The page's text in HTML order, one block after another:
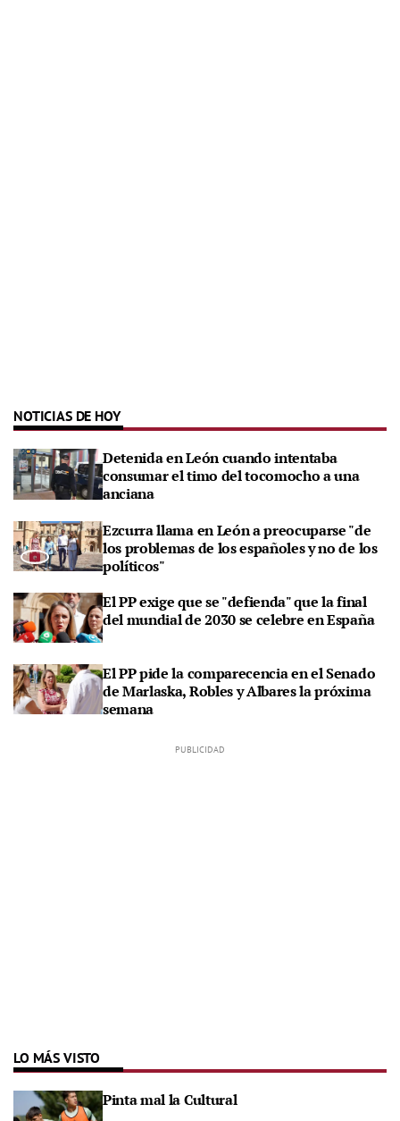
NOTICIAS DE HOY
Detenida en León cuando intentaba
consumar el timo del tocomocho a una
anciana
Ezcurra llama en León a preocuparse "de
los problemas de los españoles y no de los
políticos"
El PP exige que se "defienda" que la final
del mundial de 2030 se celebre en España
El PP pide la comparecencia en el Senado
de Marlaska, Robles y Albares la próxima
semana
LO MÁS VISTO
Pinta mal la Cultural